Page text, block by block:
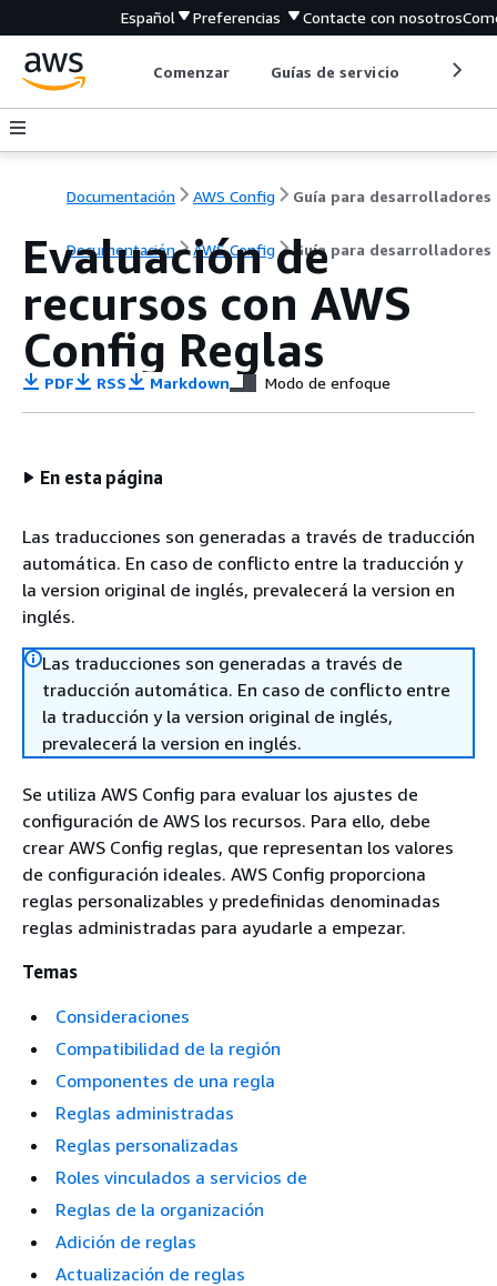
Español Preferencias Contacte con nosotros
Comenzar Guías de servicio
Documentación AWS Config Guía para desarrolladores
Documentación AWS Config Guía para desarrolladores
Evaluación de
recursos con AWS
Config Reglas
PDF RSS Markdown Modo de enfoque
En esta página
Las traducciones son generadas a través de traducción
automática. En caso de conflicto entre la traducción y
la version original de inglés, prevalecerá la version en
inglés.
Las traducciones son generadas a través de
traducción automática. En caso de conflicto entre
la traducción y la version original de inglés,
prevalecerá la version en inglés.
Se utiliza AWS Config para evaluar los ajustes de
configuración de AWS los recursos. Para ello, debe
crear AWS Config reglas, que representan los valores
de configuración ideales. AWS Config proporciona
reglas personalizables y predefinidas denominadas
reglas administradas para ayudarle a empezar.
Temas
Consideraciones
Compatibilidad de la región
Componentes de una regla
Reglas administradas
Reglas personalizadas
Roles vinculados a servicios de
Reglas de la organización
Adición de reglas
Actualización de reglas